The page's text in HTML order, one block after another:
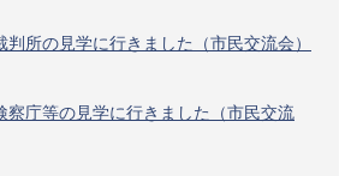
所の見学に行きました（市民交流会）
察庁等の見学に行きました（市民交流